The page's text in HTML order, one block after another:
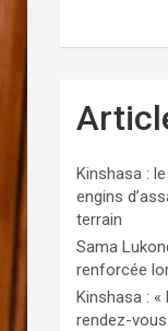
Kinshasa :
engins
terrain
Sama
renforcée
Kinshasa : «
rendez-